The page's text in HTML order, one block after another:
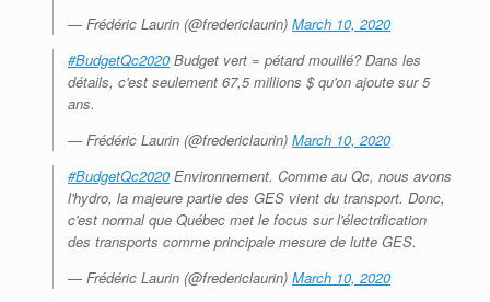
— Frédéric Laurin (@fredericlaurin) March 10, 2020
#BudgetQc2020 Budget vert = pétard mouillé? Dans les
détails, c'est seulement 67,5 millions $ qu'on ajoute sur 5
ans.
— Frédéric Laurin (@fredericlaurin) March 10, 2020
#BudgetQc2020 Environnement. Comme au Qc, nous avons
l'hydro, la majeure partie des GES vient du transport. Donc,
c'est normal que Québec met le focus sur l'électrification
des transports comme principale mesure de lutte GES.
— Frédéric Laurin (@fredericlaurin) March 10, 2020